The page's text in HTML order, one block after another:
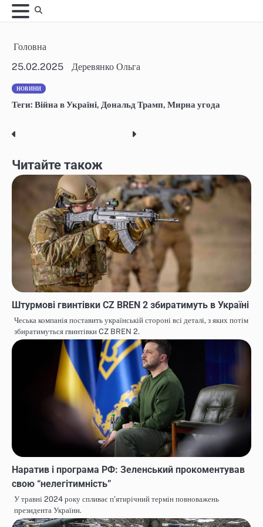
Skip
to
Головна
25.02.2025
Деревянко Ольга
НОВИНИ
Теги: Війна в Україні, Дональд Трамп, Мирна угода
Post
navigation
Читайте також
Штурмові гвинтівки CZ BREN 2 збиратимуть в Україні
Чеська компанія поставить українській стороні всі деталі, з яких потім
збиратимуться гвинтівки CZ BREN 2.
Наратив і програма РФ: Зеленський прокоментував
свою “нелегітимність”
У травні 2024 року спливає п’ятирічний термін повноважень
президента України.